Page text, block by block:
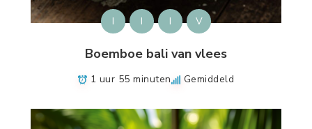
I I I V
Boemboe bali van vlees
1 uur 55 minuten Gemiddeld